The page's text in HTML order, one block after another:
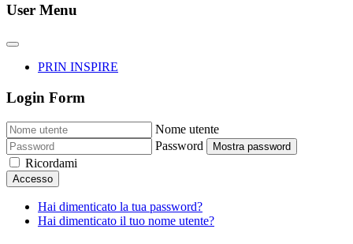
User Menu
PRIN INSPIRE
Login Form
Nome utente
Password
Mostra password
Ricordami
Accesso
Hai dimenticato la tua password?
Hai dimenticato il tuo nome utente?